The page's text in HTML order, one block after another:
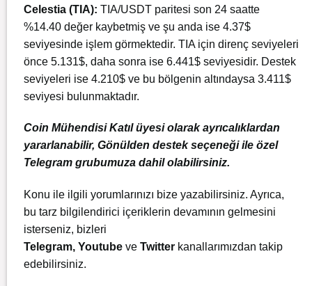
Celestia (TIA): TIA/USDT paritesi son 24 saatte
%14.40 değer kaybetmiş ve şu anda ise 4.37$
seviyesinde işlem görmektedir. TIA için direnç seviyeleri
önce 5.131$, daha sonra ise 6.441$ seviyesidir. Destek
seviyeleri ise 4.210$ ve bu bölgenin altındaysa 3.411$
seviyesi bulunmaktadır.
Coin Mühendisi Katıl üyesi olarak ayrıcalıklardan
yararlanabilir, Gönülden destek seçeneği ile özel
Telegram grubumuza dahil olabilirsiniz.
Konu ile ilgili yorumlarınızı bize yazabilirsiniz. Ayrıca,
bu tarz bilgilendirici içeriklerin devamının gelmesini
isterseniz, bizleri
Telegram, Youtube ve Twitter kanallarımızdan takip
edebilirsiniz.